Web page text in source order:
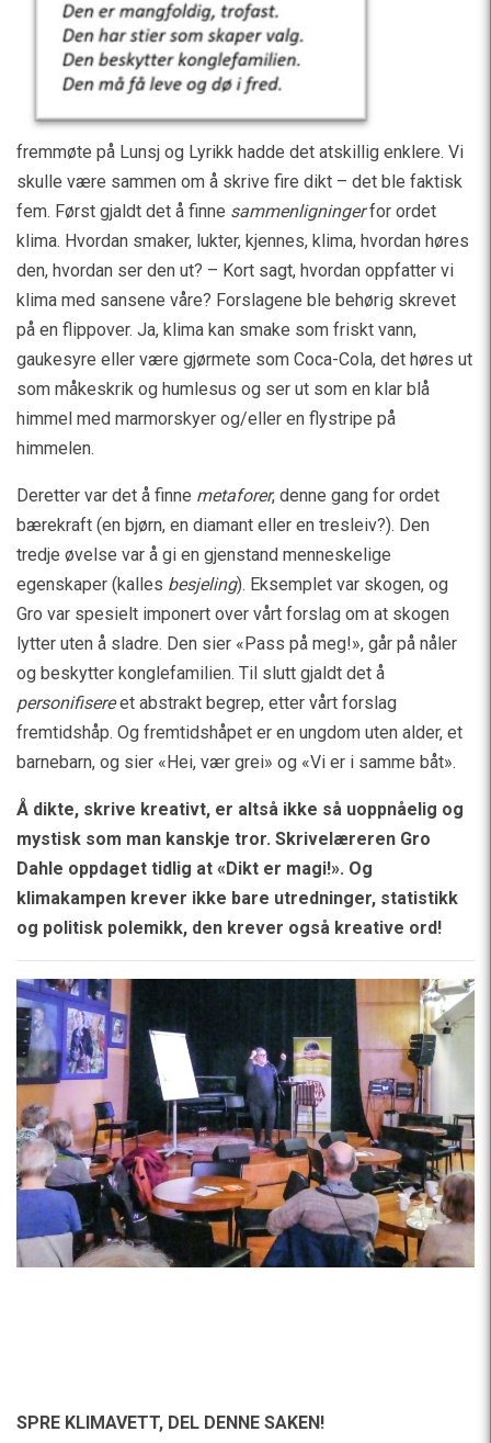
fremmøte på Lunsj og Lyrikk hadde det atskillig enklere. Vi
skulle være sammen om å skrive fire dikt – det ble faktisk
fem. Først gjaldt det å finne sammenligningerfor ordet
klima. Hvordan smaker, lukter, kjennes, klima, hvordan høres
den, hvordan ser den ut? – Kort sagt, hvordan oppfatter vi
klima med sansene våre? Forslagene ble behørig skrevet
på en flippover. Ja, klima kan smake som friskt vann,
gaukesyre eller være gjørmete som Coca-Cola, det høres ut
som måkeskrik og humlesus og ser ut som en klar blå
himmel med marmorskyer og/eller en flystripe på
himmelen.
Deretter var det å finne metaforer, denne gang for ordet
bærekraft (en bjørn, en diamant eller en tresleiv?). Den
tredje øvelse var å gi en gjenstand menneskelige
egenskaper (kalles besjeling). Eksemplet var skogen, og
Gro var spesielt imponert over vårt forslag om at skogen
lytter uten å sladre. Den sier «Pass på meg!», går på nåler
og beskytter konglefamilien. Til slutt gjaldt det å
personifisereet abstrakt begrep, etter vårt forslag
fremtidshåp. Og fremtidshåpet er en ungdom uten alder, et
barnebarn, og sier «Hei, vær grei» og «Vi er i samme båt».
Å dikte, skrive kreativt, er altså ikke så uoppnåelig og
mystisk som man kanskje tror. Skrivelæreren Gro
Dahle oppdaget tidlig at «Dikt er magi!». Og
klimakampen krever ikke bare utredninger, statistikk
og politisk polemikk, den krever også kreative ord!
SPRE KLIMAVETT, DEL DENNE SAKEN!